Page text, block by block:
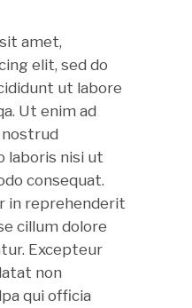
amet,
elit, sed do
ut labore
Ut enim ad
nostrud
laboris nisi ut
consequat.
in reprehenderit
cillum dolore
Excepteur
non
qui officia